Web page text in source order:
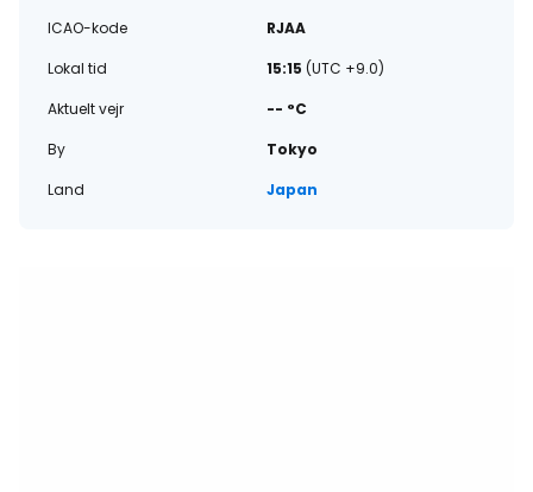
ICAO-kode
RJAA
Lokal tid
15:15 (UTC +9.0)
Aktuelt vejr
-- °C
By
Tokyo
Land
Japan